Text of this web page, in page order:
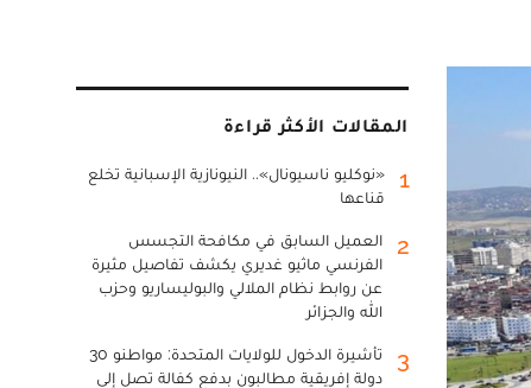
المقالات الأكثر قراءة
1
«نوكليو ناسيونال».. النيونازية الإسبانية تخلع
قناعها
2
العميل السابق في مكافحة التجسس
الفرنسي ماثيو غديري يكشف تفاصيل مثيرة
عن روابط نظام الملالي والبوليساريو وحزب
الله والجزائر
3
تأشيرة الدخول للولايات المتحدة: مواطنو 30
دولة إفريقية مطالبون بدفع كفالة تصل إلى